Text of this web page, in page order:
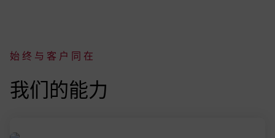
始终与客户同在
:
我们的能力